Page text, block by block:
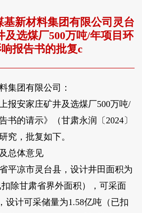
基新材料集团有限公司灵台
及选煤厂500万吨/年项目环
报告书的批复c
集团有限公司：
安家庄矿井及选煤厂500万吨/
书的请示》（甘肃永润〔2024〕
究，批复如下。
总体意见
凉市灵台县，设计井田面积为
除甘肃省界外面积），可采面
设计可采储量为1.58亿吨（已扣